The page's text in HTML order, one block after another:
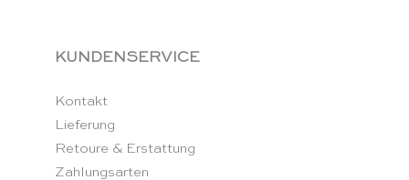
KUNDENSERVICE
Kontakt
Lieferung
Retoure & Erstattung
Zahlungsarten